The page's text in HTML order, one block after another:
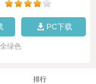
PC下载
绿色
排行